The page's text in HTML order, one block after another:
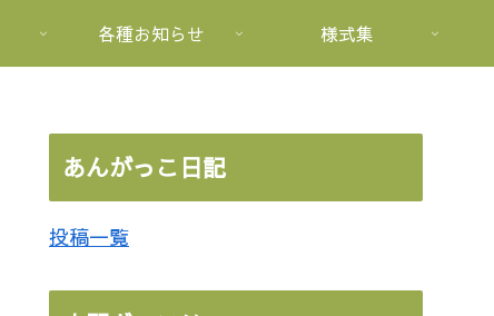
各種お知らせ 様式集
あんがっこ日記
投稿一覧